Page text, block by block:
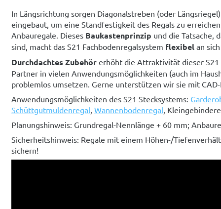
In Längsrichtung sorgen Diagonalstreben (oder
eingebaut, um eine Standfestigkeit des Regals zu
Anbauregale. Dieses Baukastenprinzip und die Tatsache,
sind, macht das S21 Fachbodenregalsystem flexibel an
Durchdachtes Zubehör erhöht die Attraktivität dieser S21
Partner in vielen Anwendungsmöglichkeiten (auch im
problemlos umsetzen. Gerne unterstützen wir sie mit
Anwendungsmöglichkeiten des S21 Stecksystems:
Schüttgutmuldenregal Wannenbodenregal ,
Planungshinweis: Grundregal-Nennlänge + 60 mm;
Sicherheitshinweis: Regale mit einem Höhen-/
sichern!